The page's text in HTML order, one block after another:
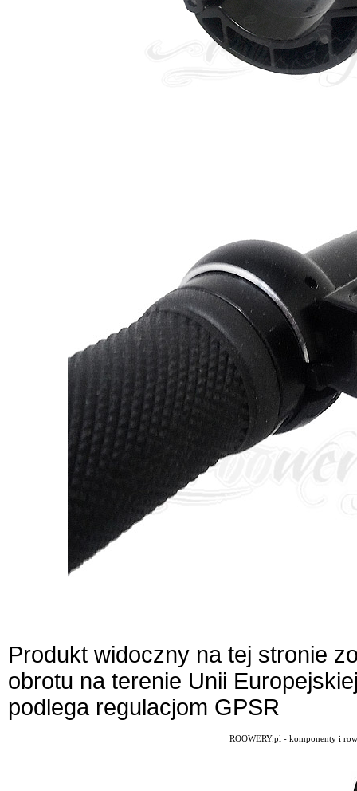
Produkt widoczny na tej stronie
obrotu na terenie Unii
podlega regulacjom GPSR
ROOWERY.pl - komponenty i